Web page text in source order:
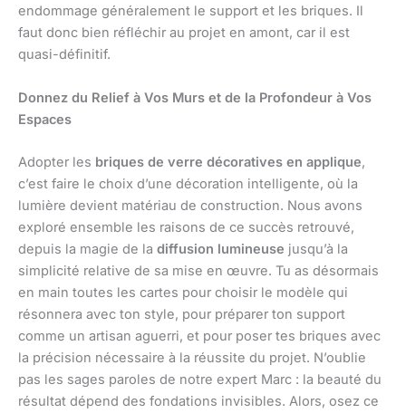
endommage généralement le support et les briques. Il
faut donc bien réfléchir au projet en amont, car il est
quasi-définitif.
Donnez du Relief à Vos Murs et de la Profondeur à Vos
Espaces
Adopter les briques de verre décoratives en applique,
c’est faire le choix d’une décoration intelligente, où la
lumière devient matériau de construction. Nous avons
exploré ensemble les raisons de ce succès retrouvé,
depuis la magie de la diffusion lumineuse jusqu’à la
simplicité relative de sa mise en œuvre. Tu as désormais
en main toutes les cartes pour choisir le modèle qui
résonnera avec ton style, pour préparer ton support
comme un artisan aguerri, et pour poser tes briques avec
la précision nécessaire à la réussite du projet. N’oublie
pas les sages paroles de notre expert Marc : la beauté du
résultat dépend des fondations invisibles. Alors, osez ce